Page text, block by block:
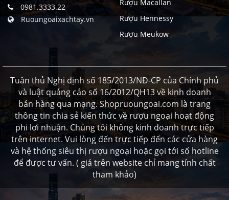
0981.3333.22
Ruoungoaixachtay.vn
Rượu Macallan
Rượu Hennessy
Rượu Meukow
Tuân thủ Nghị định số 185/2013/NĐ-CP của Chính phủ
và luật quảng cáo số 16/2012/QH13 về kinh doanh
bán hàng qua mạng. Shopruoungoai.com là trang
thông tin chia sẻ kiến thức về rượu ngoại hoạt động
phi lơi nhuận. Chúng tôi không kinh doanh trực tiếp
trên internet. Vui lòng đến trực tiếp đến các cửa hàng
và hệ thống siêu thị rượu ngoại hoặc gọi tới số hotline
để được tư vấn. ( giá trên website chỉ mang tính chất
tham khảo)